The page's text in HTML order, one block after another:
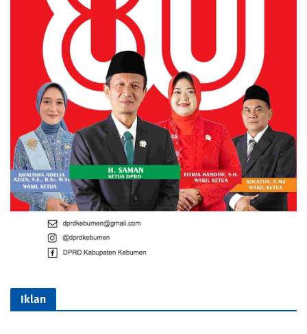
Iklan